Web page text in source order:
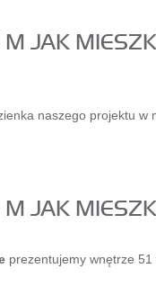
M JAK
naszego projektu w
M JAK
prezentujemy wnętrze